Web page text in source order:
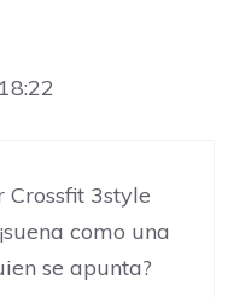
3style
como una
se apunta?